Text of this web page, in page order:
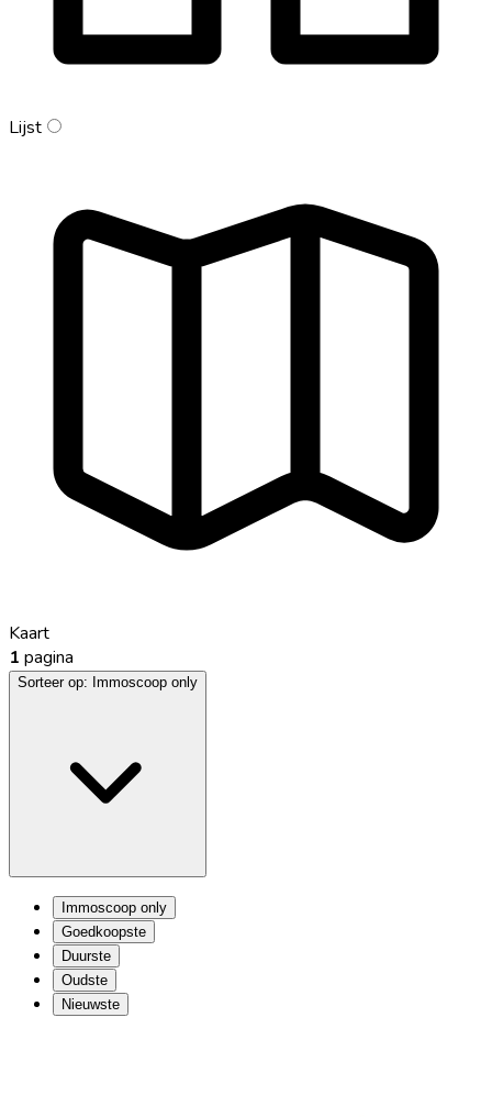
Lijst
Kaart
1 pagina
Sorteer op: Immoscoop only
Immoscoop only
Goedkoopste
Duurste
Oudste
Nieuwste